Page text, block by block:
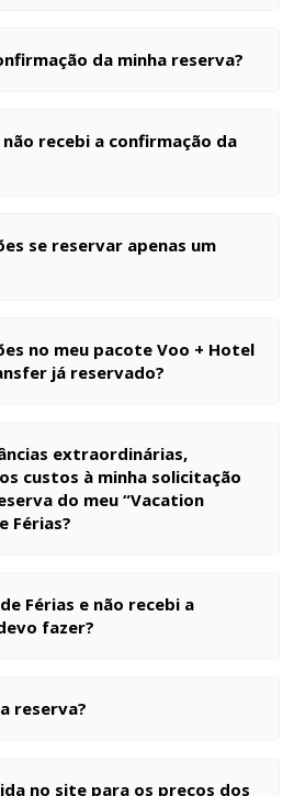
da minha reserva?
recebi a confirmação da
se reservar apenas um
no meu pacote Voo + Hotel
já reservado?
extraordinárias,
custos à minha solicitação
do meu “Vacation
Férias?
Férias e não recebi a
fazer?
reserva?
no site para os preços dos